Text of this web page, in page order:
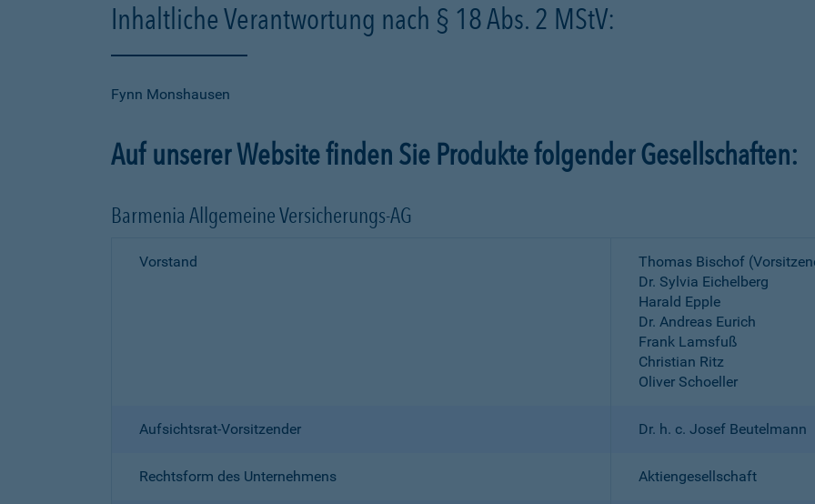
Inhaltliche Verantwortung nach § 18 Abs. 2 MStV:
Fynn Monshausen
Auf unserer Website finden Sie Produkte folgender Gesellschaften:
Barmenia Allgemeine Versicherungs-AG
Vorstand
Thomas Bischof
Dr. Sylvia Eichelberg
Harald Epple
Dr. Andreas Eurich
Frank Lamsfuß
Christian Ritz
Oliver Schoeller
Aufsichtsrat-Vorsitzender Dr. h. c. Josef Beutelmann
Rechtsform des Unternehmens Aktiengesellschaft